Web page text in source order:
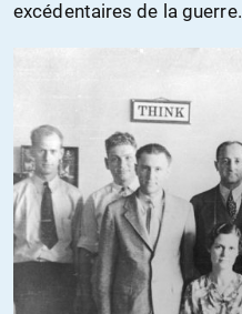
excédentaires de la guerre.